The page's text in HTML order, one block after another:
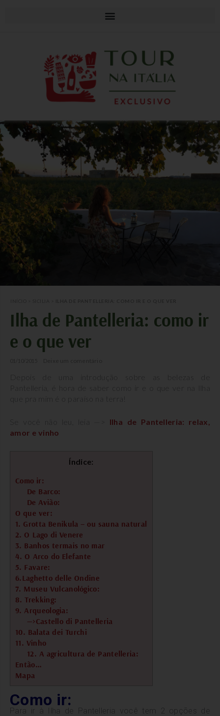
Ilha de Pantelleria: como ir
e o que ver
Ilha de Pantelleria: relax,
amor e vinho
Índice:
Como ir:
De Barco:
De Avião:
O que ver:
1. Grotta Benikula – ou sauna natural
2. O Lago di Venere
3. Banhos termais no mar
4. O Arco do Elefante
5. Favare:
6.Laghetto delle Ondine
7. Museu Vulcanológico:
8. Trekking:
9. Arqueologia:
—>Castello di Pantelleria
10. Balata dei Turchi
11. Vinho
12. A agricultura de Pantelleria:
Então…
Mapa
Como ir:
Para ir à Ilha de Pantelleria você tem 2 opções de